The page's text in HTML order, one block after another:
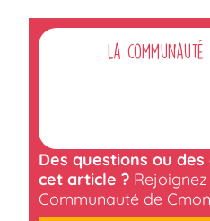
La
Des questions ou
cet article ?
Communauté de